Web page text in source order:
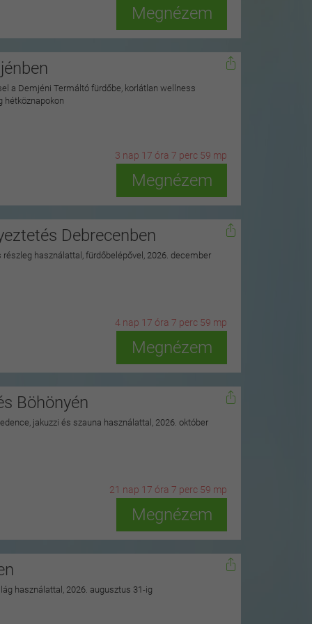
Megnézem
a Demjéni Termáltó fürdőbe, korlátlan wellness
hétköznapokon
3 nap 17 óra 7 perc 57 mp
Megnézem
Debrecenben
használattal, fürdőbelépővel, 2026. december
4 nap 17 óra 7 perc 57 mp
Megnézem
Böhönyén
jakuzzi és szauna használattal, 2026. október
21 nap 17 óra 7 perc 57 mp
Megnézem
használattal, 2026. augusztus 31-ig